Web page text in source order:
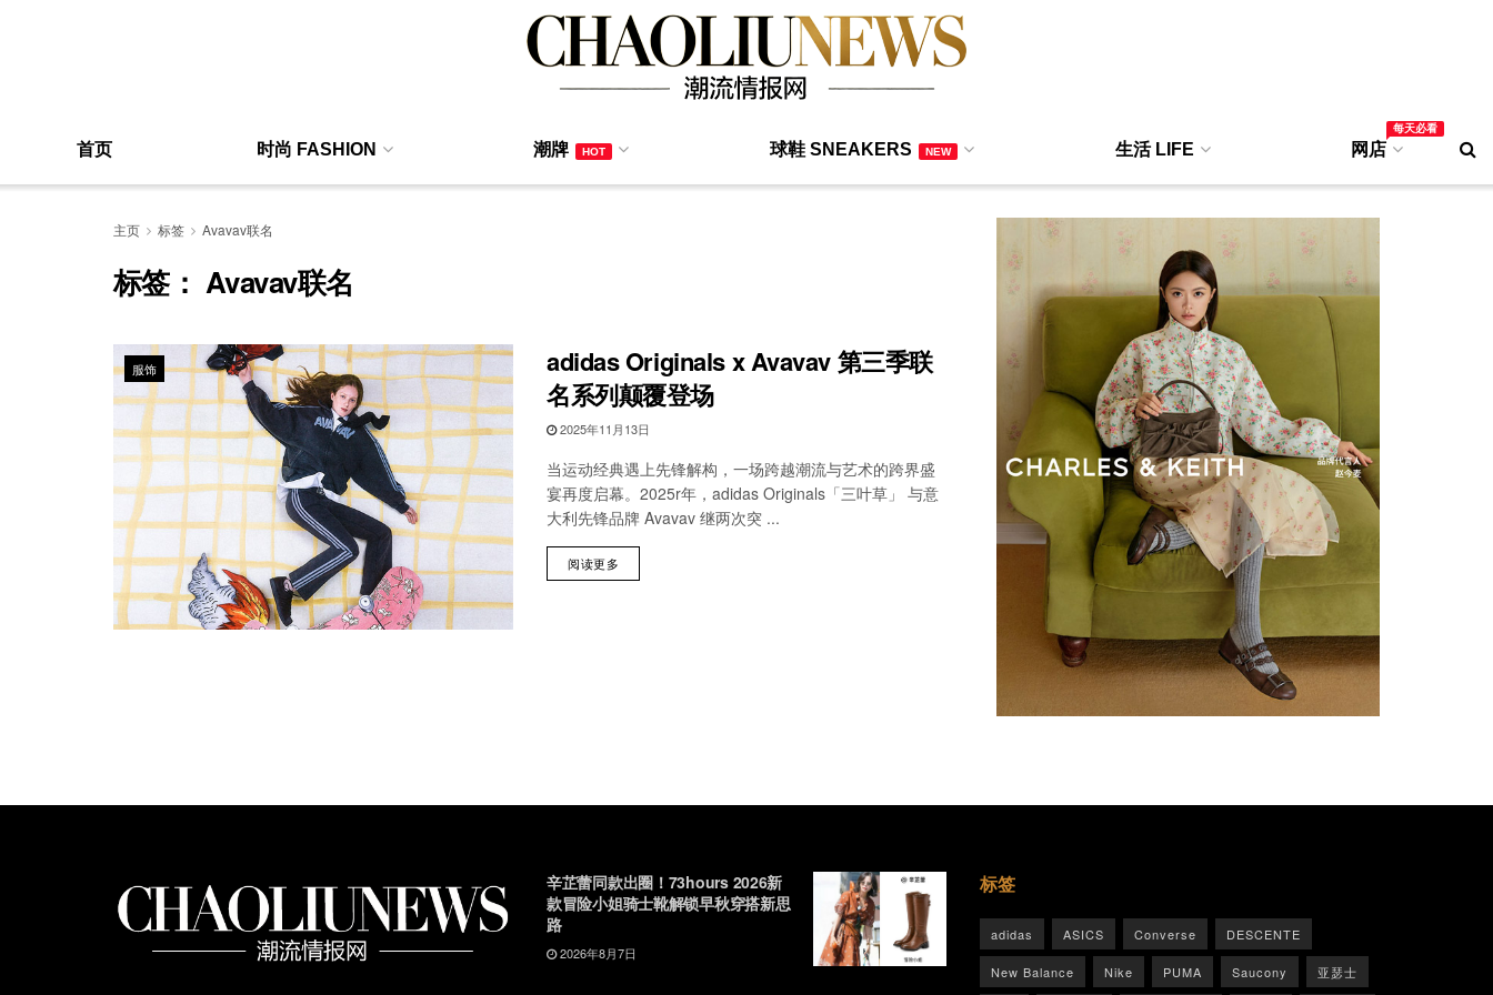
首页 时尚 FASHION 潮牌 HOT 球鞋 SNEAKERS NEW 生活 LIFE 网店
每天必看
主页 标签 Avavav联名
标签： Avavav联名
服饰
adidas Originals x Avavav 第三季联
名系列颠覆登场
2025年11月13日
当运动经典遇上先锋解构，一场跨越潮流与艺术的跨界盛
宴再度启幕。2025r年，adidas Originals「三叶草」 与意
大利先锋品牌 Avavav 继两次突 ...
阅读更多
辛芷蕾同款出圈！73hours 2026新
款冒险小姐骑士靴解锁早秋穿搭新思
路
2026年8月7日
标签
adidas ASICS Converse DESCENTE
New Balance Nike PUMA Saucony 亚瑟士